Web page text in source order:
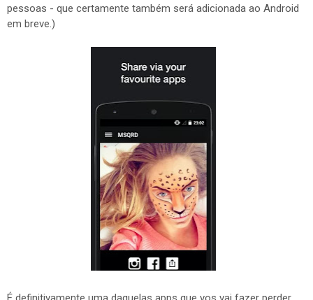
pessoas - que certamente também será adicionada ao Android
em breve.)